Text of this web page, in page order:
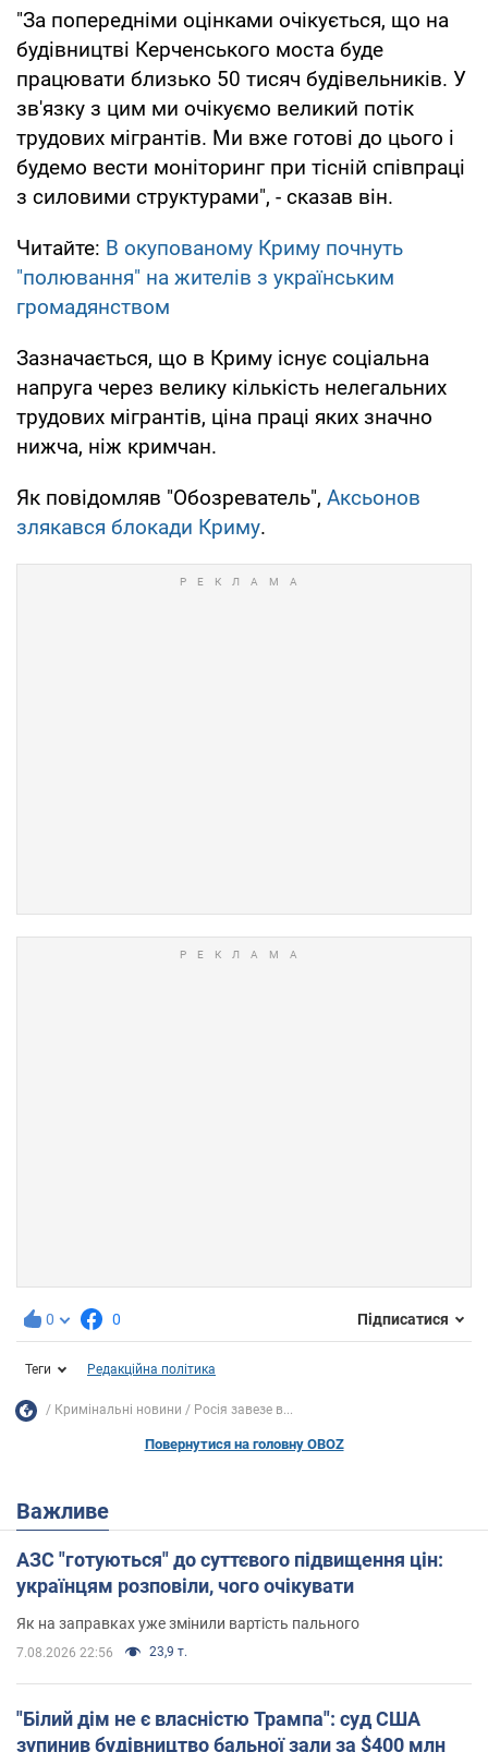
"За попередніми оцінками очікується, що на
будівництві Керченського моста буде
працювати близько 50 тисяч будівельників. У
зв'язку з цим ми очікуємо великий потік
трудових мігрантів. Ми вже готові до цього і
будемо вести моніторинг при тісній співпраці
з силовими структурами", - сказав він.
Читайте: В окупованому Криму почнуть
"полювання" на жителів з українським
громадянством
Зазначається, що в Криму існує соціальна
напруга через велику кількість нелегальних
трудових мігрантів, ціна праці яких значно
нижча, ніж кримчан.
Як повідомляв "Обозреватель", Аксьонов
злякався блокади Криму.
0 0 Підписатися
Теги Редакційна політика
Кримінальні новини Росія завезе в...
Повернутися на головну OBOZ
Важливе
АЗС "готуються" до суттєвого підвищення цін:
українцям розповіли, чого очікувати
Як на заправках уже змінили вартість пального
7.08.2026 22:56 23,9 т.
"Білий дім не є власністю Трампа": суд США
зупинив будівництво бальної зали за $400 млн